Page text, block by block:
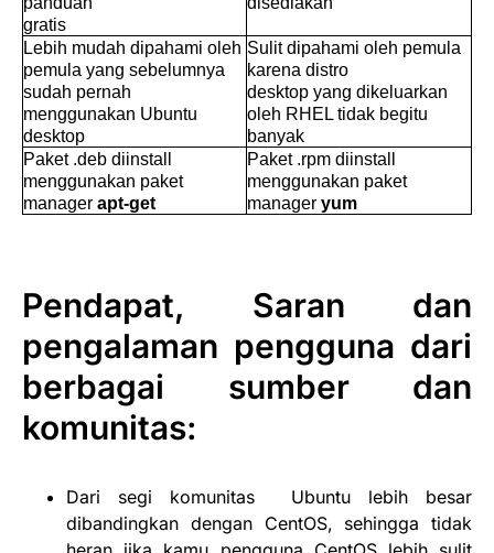
gratis
Lebih mudah dipahami oleh
pemula yang sebelumnya
sudah pernah
menggunakan Ubuntu
desktop
Sulit dipahami oleh pemula
karena distro
desktop yang dikeluarkan
oleh RHEL tidak begitu
banyak
Paket .deb diinstall
menggunakan paket
manager apt-get
Paket .rpm diinstall
menggunakan paket
manager yum
Pendapat, Saran dan
pengalaman pengguna dari
berbagai sumber dan
komunitas:
Dari segi komunitas Ubuntu lebih besar
dibandingkan dengan CentOS, sehingga tidak